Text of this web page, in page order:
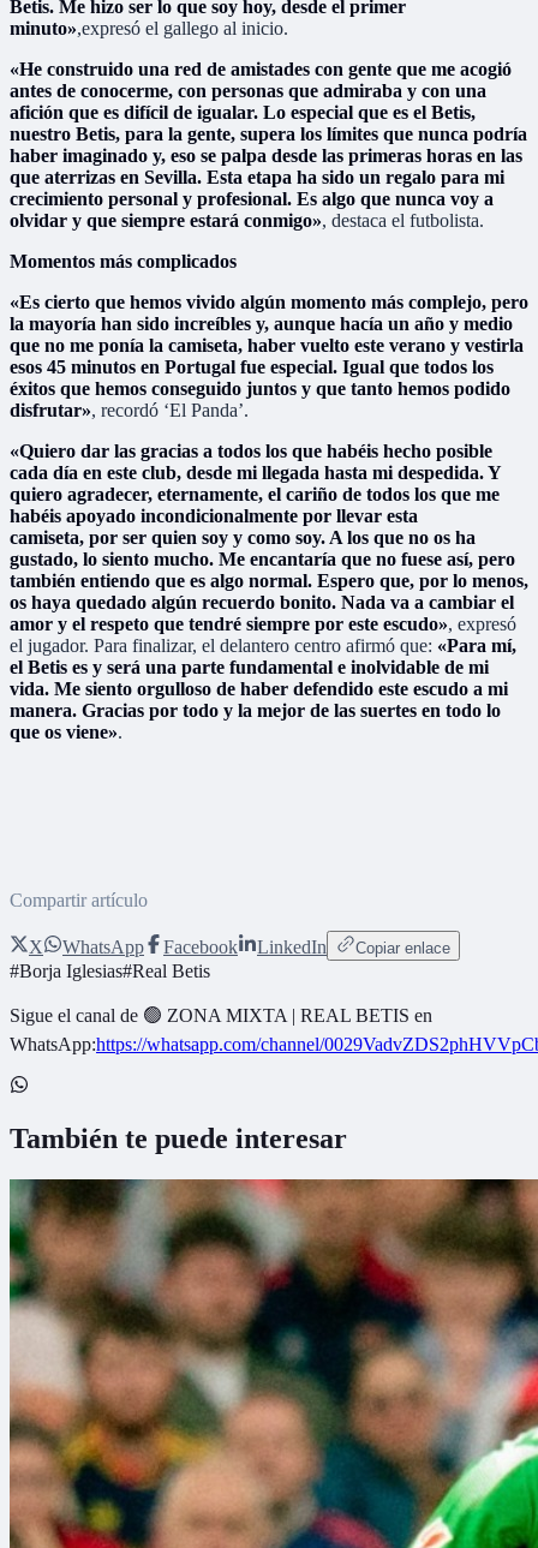
Betis. Me hizo ser lo que soy hoy, desde el primer
minuto»,expresó el gallego al inicio.
«He construido una red de amistades con gente que me acogió
antes de conocerme, con personas que admiraba y con una
afición que es difícil de igualar. Lo especial que es el Betis,
nuestro Betis, para la gente, supera los límites que nunca podría
haber imaginado y, eso se palpa desde las primeras horas en las
que aterrizas en Sevilla. Esta etapa ha sido un regalo para mi
crecimiento personal y profesional. Es algo que nunca voy a
olvidar y que siempre estará conmigo», destaca el futbolista.
Momentos más complicados
«Es cierto que hemos vivido algún momento más complejo, pero
la mayoría han sido increíbles y, aunque hacía un año y medio
que no me ponía la camiseta, haber vuelto este verano y vestirla
esos 45 minutos en Portugal fue especial. Igual que todos los
éxitos que hemos conseguido juntos y que tanto hemos podido
disfrutar», recordó ‘El Panda’.
«Quiero dar las gracias a todos los que habéis hecho posible
cada día en este club, desde mi llegada hasta mi despedida. Y
quiero agradecer, eternamente, el cariño de todos los que me
habéis apoyado incondicionalmente por llevar esta
camiseta, por ser quien soy y como soy. A los que no os ha
gustado, lo siento mucho. Me encantaría que no fuese así, pero
también entiendo que es algo normal. Espero que, por lo menos,
os haya quedado algún recuerdo bonito. Nada va a cambiar el
amor y el respeto que tendré siempre por este escudo», expresó
el jugador. Para finalizar, el delantero centro afirmó que: «Para mí,
el Betis es y será una parte fundamental e inolvidable de mi
vida. Me siento orgulloso de haber defendido este escudo a mi
manera. Gracias por todo y la mejor de las suertes en todo lo
que os viene».
Compartir artículo
X WhatsApp Facebook LinkedIn Copiar enlace
#Borja Iglesias#Real Betis
Sigue el canal de 🟢 ZONA MIXTA | REAL BETIS en
WhatsApp:https://whatsapp.com/channel/
También te puede interesar